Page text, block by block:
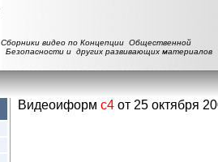
Сборники видео по Концепции Общественной
Безопасности и других развивающих материалов
Видеоиформ с4 от 25 октября